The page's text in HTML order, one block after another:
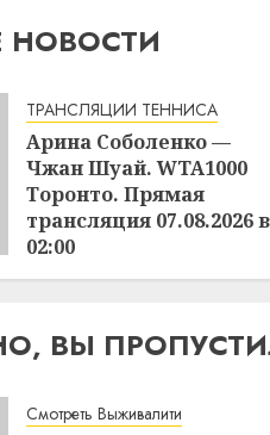
ТРАНСЛЯЦИИ ТЕННИСА
Арина Соболенко —
Чжан Шуай. WTA1000
Торонто. Прямая
трансляция 07.08.2026 в
02:00
22:30 06.08.2026
ВЫ
Смотреть Выживалити